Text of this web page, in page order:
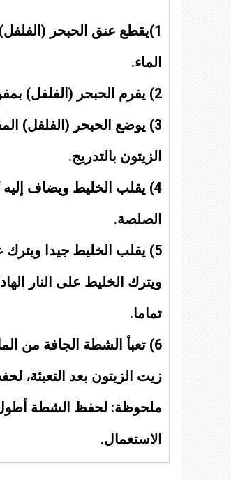
1)يقطع عنق الحبحر
الماء.
2) يفرم الحبحر (الفلفل) بمفرمة اللحم دورة واحدة فقط.
3) يوضع الحبحر (الفلفل)
الزيتون بالتدريج.
4) يقلب الخليط ويضاف
الصلصة.
5) يقلب الخليط جيدا ويترك
ويترك الخليط على النار
تماما.
6) تعبأ الشطة الجافة من
زيت الزيتون بعد التعبئة،
ملحوظة: لحفظ الشطة
الاستعمال.